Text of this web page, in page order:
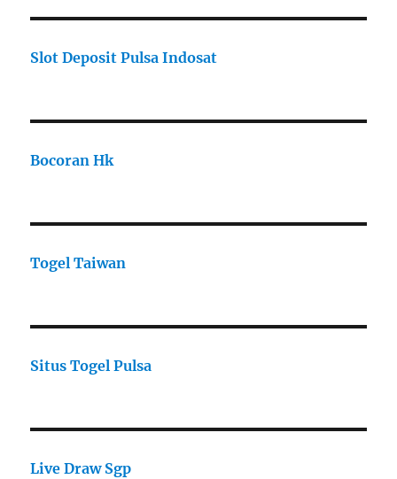
Slot Deposit Pulsa Indosat
Bocoran Hk
Togel Taiwan
Situs Togel Pulsa
Live Draw Sgp